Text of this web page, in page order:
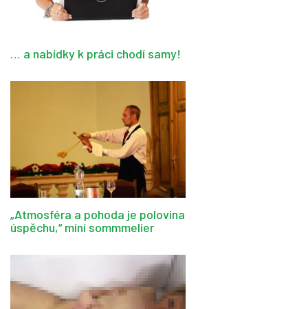
… a nabídky k práci chodí samy!
„Atmosféra a pohoda je polovina
úspěchu,“ míní sommmelier